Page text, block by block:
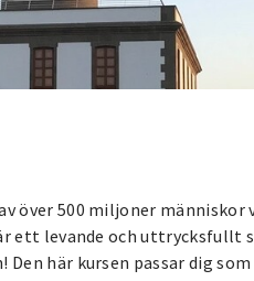
över 500 miljoner människor
ett levande och
här kursen passar dig